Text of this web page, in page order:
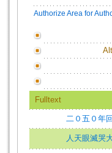
Authorize Area for
Fulltext
二０五０年
人天眼滅哭